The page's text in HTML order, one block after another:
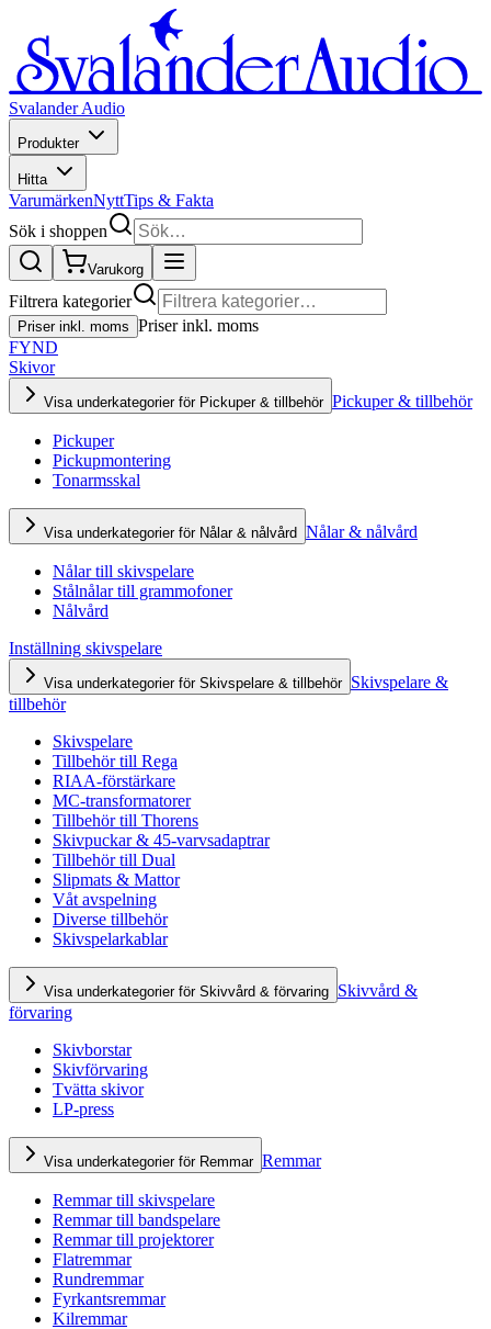
Svalander Audio
Produkter
Hitta
VarumärkenNyttTips & Fakta
Sök i shoppen
Varukorg
Filtrera kategorier
Priser inkl. moms Priser inkl. moms
FYND
Skivor
Visa underkategorier för Pickuper & tillbehör Pickuper & tillbehör
Pickuper
Pickupmontering
Tonarmsskal
Visa underkategorier för Nålar & nålvård Nålar & nålvård
Nålar till skivspelare
Stålnålar till grammofoner
Nålvård
Inställning skivspelare
Visa underkategorier för Skivspelare & tillbehör Skivspelare &
tillbehör
Skivspelare
Tillbehör till Rega
RIAA-förstärkare
MC-transformatorer
Tillbehör till Thorens
Skivpuckar & 45-varvsadaptrar
Tillbehör till Dual
Slipmats & Mattor
Våt avspelning
Diverse tillbehör
Skivspelarkablar
Visa underkategorier för Skivvård & förvaring Skivvård &
förvaring
Skivborstar
Skivförvaring
Tvätta skivor
LP-press
Visa underkategorier för Remmar Remmar
Remmar till skivspelare
Remmar till bandspelare
Remmar till projektorer
Flatremmar
Rundremmar
Fyrkantsremmar
Kilremmar